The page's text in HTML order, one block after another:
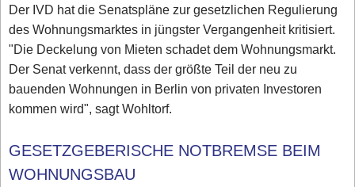
Der IVD hat die Senatspläne zur gesetzlichen Regulierung
des Wohnungsmarktes in jüngster Vergangenheit kritisiert.
"Die Deckelung von Mieten schadet dem Wohnungsmarkt.
Der Senat verkennt, dass der größte Teil der neu zu
bauenden Wohnungen in Berlin von privaten Investoren
kommen wird", sagt Wohltorf.
GESETZGEBERISCHE NOTBREMSE BEIM
WOHNUNGSBAU